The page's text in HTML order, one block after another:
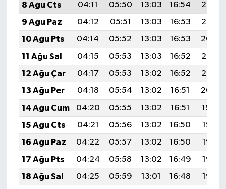
8 Ağu Cts
04:11 05:50 13:03 16:54
20:07
9 Ağu Paz
04:12 05:51 13:03 16:53
20:05
10 Ağu Pts
04:14 05:52 13:03 16:53
20:04
11 Ağu Sal
04:15 05:53 13:03 16:52
20:03
12 Ağu Çar
04:17 05:53 13:02 16:52
20:02
13 Ağu Per
04:18 05:54 13:02 16:51
20:00
14 Ağu Cum
04:20 05:55 13:02 16:51
19:59
15 Ağu Cts
04:21 05:56 13:02 16:50
19:58
16 Ağu Paz
04:22 05:57 13:02 16:50
19:56
17 Ağu Pts
04:24 05:58 13:02 16:49
19:55
18 Ağu Sal
04:25 05:59 13:01 16:48
19:53